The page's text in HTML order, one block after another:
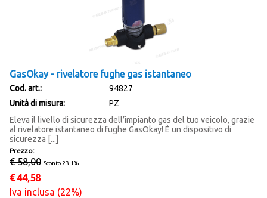
GasOkay - rivelatore fughe gas istantaneo
Cod. art.:
94827
Unità di misura:
PZ
Eleva il livello di sicurezza dell’impianto gas del tuo veicolo, grazie
al rivelatore istantaneo di fughe GasOkay! È un dispositivo di
sicurezza [...]
Prezzo:
€ 58,00 Sconto 23.1%
€ 44,58
Iva inclusa (22%)